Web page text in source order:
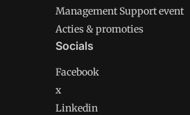
Management Support event
Acties & promoties
Socials
Facebook
x
Linkedin